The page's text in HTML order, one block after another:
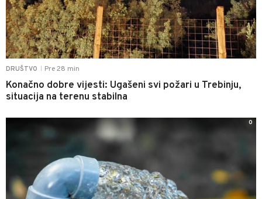
DRUŠTVO Pre 28 min
Konačno dobre vijesti: Ugašeni svi požari u Trebinju,
situacija na terenu stabilna
0